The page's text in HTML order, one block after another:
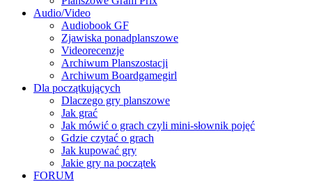
Audio/Video
Audiobook GF
Zjawiska ponadplanszowe
Videorecenzje
Archiwum Planszostacji
Archiwum Boardgamegirl
Dla początkujących
Dlaczego gry planszowe
Jak grać
Jak mówić o grach czyli mini-słownik pojęć
Gdzie czytać o grach
Jak kupować gry
Jakie gry na początek
FORUM